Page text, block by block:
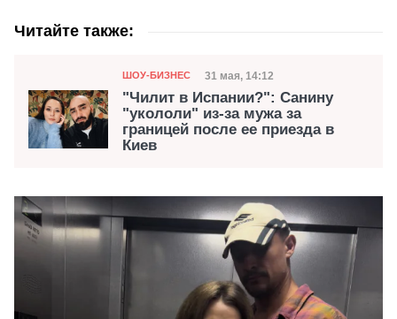
Читайте также:
Категория
ШОУ-БИЗНЕС Дата публикации
31 мая, 14:12
"Чилит в Испании?": Санину
"укололи" из-за мужа за
границей после ее приезда в
Киев